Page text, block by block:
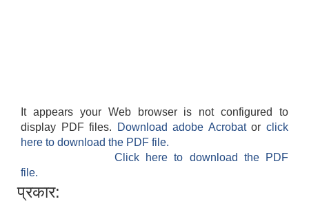
It appears your Web browser is not configured to
display PDF files.
Download adobe Acrobatorclick
here to download the PDF file.
Click here to download the PDF
file.
प्रकार: